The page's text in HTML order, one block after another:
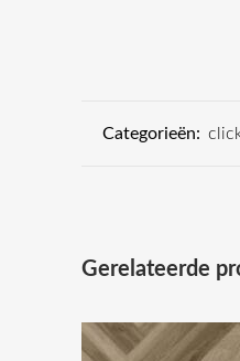
Categorieën:
Gerelateerde